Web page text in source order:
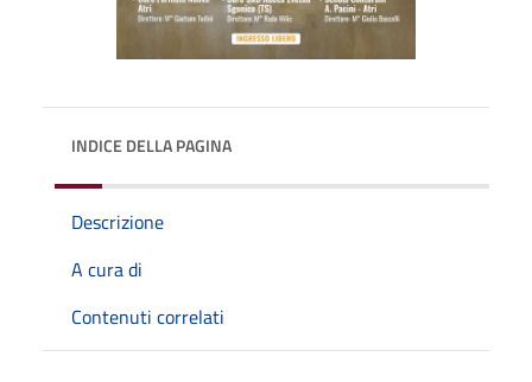
INDICE DELLA PAGINA
Descrizione
A cura di
Contenuti correlati